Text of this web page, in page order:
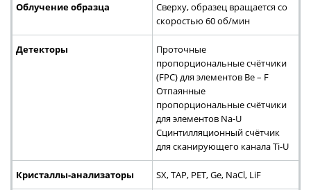
Облучение образца
Сверху, образец вращается со
скоростью 60 об/мин
Детекторы
Проточные
пропорциональные счётчики
(FPC) для элементов Be – F
Отпаянные
пропорциональные счётчики
для элементов Na-U
Сцинтилляционный счётчик
для сканирующего канала Ti-U
Кристаллы-анализаторы SX, TAP, PET, Ge, NaCl, LiF